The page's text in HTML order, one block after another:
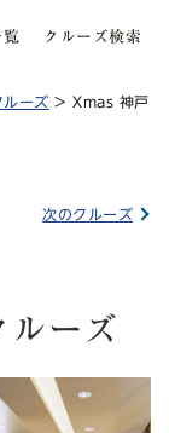
覧 クルーズ検索
ルーズ > Xmas 神戸
次のクルーズ
ルーズ